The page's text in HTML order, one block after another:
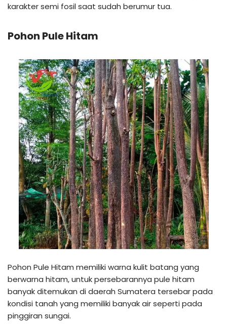
karakter semi fosil saat sudah berumur tua.
Pohon Pule Hitam
Pohon Pule Hitam memiliki warna kulit batang yang
berwarna hitam, untuk persebarannya pule hitam
banyak ditemukan di daerah Sumatera tersebar pada
kondisi tanah yang memiliki banyak air seperti pada
pinggiran sungai.